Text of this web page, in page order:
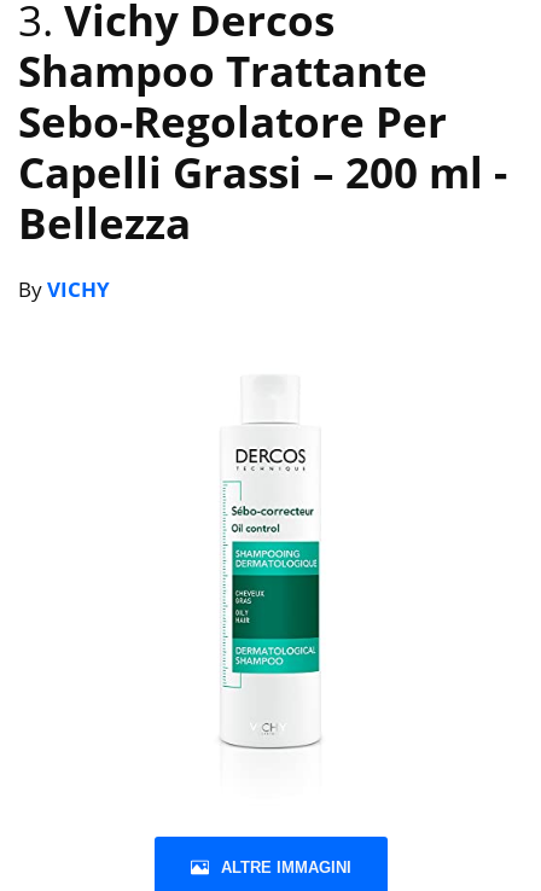
3. Vichy Dercos
Shampoo Trattante
Sebo-Regolatore Per
Capelli Grassi – 200 ml -
Bellezza
ByVICHY
ALTRE IMMAGINI